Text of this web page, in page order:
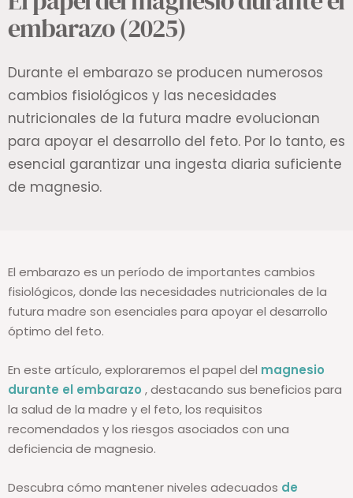
embarazo (2025)
Durante el embarazo se producen numerosos
cambios fisiológicos y las necesidades
nutricionales de la futura madre evolucionan
para apoyar el desarrollo del feto. Por lo tanto, es
esencial garantizar una ingesta diaria suficiente
de magnesio.
El embarazo es un período de importantes cambios
fisiológicos, donde las necesidades nutricionales de la
futura madre son esenciales para apoyar el desarrollo
óptimo del feto.
En este artículo, exploraremos el papel del magnesio
durante el embarazo , destacando sus beneficios para
la salud de la madre y el feto, los requisitos
recomendados y los riesgos asociados con una
deficiencia de magnesio.
Descubra cómo mantener niveles adecuados de